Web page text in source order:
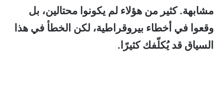
مشابهة. كثير من هؤلاء لم يكونوا محتالين، بل
وقعوا في أخطاء بيروقراطية، لكن الخطأ في هذا
السياق قد يُكلّفك كثيرًا.